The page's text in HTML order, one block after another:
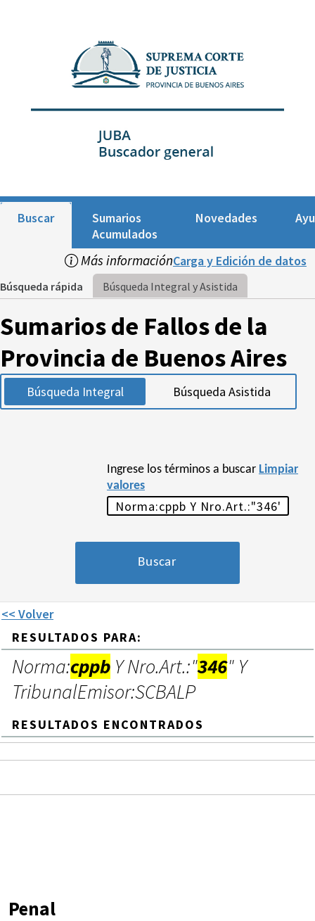
Buscar
Sumarios
Acumulados
Novedades
Más informaciónCarga y Edición de datos
Búsqueda rápida Búsqueda Integral y Asistida
Sumarios de Fallos de la
Provincia de Buenos Aires
Búsqueda Integral Búsqueda Asistida
Ingrese los términos a buscar Limpiar
valores
<< Volver
RESULTADOS PARA:
Norma:cppb Y Nro.Art.:"346" Y
TribunalEmisor:SCBALP
RESULTADOS ENCONTRADOS
Penal